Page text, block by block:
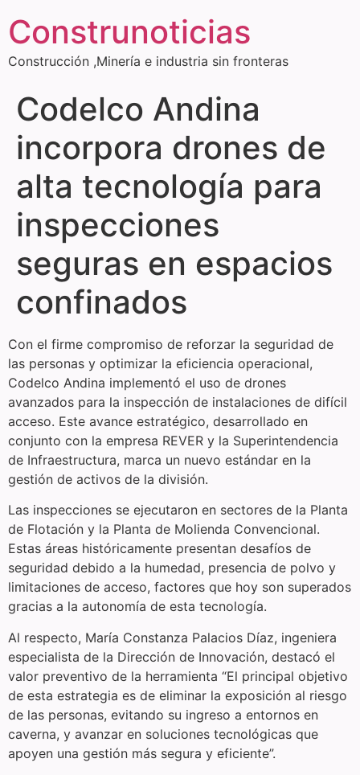
Construnoticias
Construcción ,Minería e industria sin fronteras
Codelco Andina
incorpora drones de
alta tecnología para
inspecciones
seguras en espacios
confinados
Con el firme compromiso de reforzar la seguridad de
las personas y optimizar la eficiencia operacional,
Codelco Andina implementó el uso de drones
avanzados para la inspección de instalaciones de difícil
acceso. Este avance estratégico, desarrollado en
conjunto con la empresa REVER y la Superintendencia
de Infraestructura, marca un nuevo estándar en la
gestión de activos de la división.
Las inspecciones se ejecutaron en sectores de la Planta
de Flotación y la Planta de Molienda Convencional.
Estas áreas históricamente presentan desafíos de
seguridad debido a la humedad, presencia de polvo y
limitaciones de acceso, factores que hoy son superados
gracias a la autonomía de esta tecnología.
Al respecto, María Constanza Palacios Díaz, ingeniera
especialista de la Dirección de Innovación, destacó el
valor preventivo de la herramienta “El principal objetivo
de esta estrategia es de eliminar la exposición al riesgo
de las personas, evitando su ingreso a entornos en
caverna, y avanzar en soluciones tecnológicas que
apoyen una gestión más segura y eficiente”.